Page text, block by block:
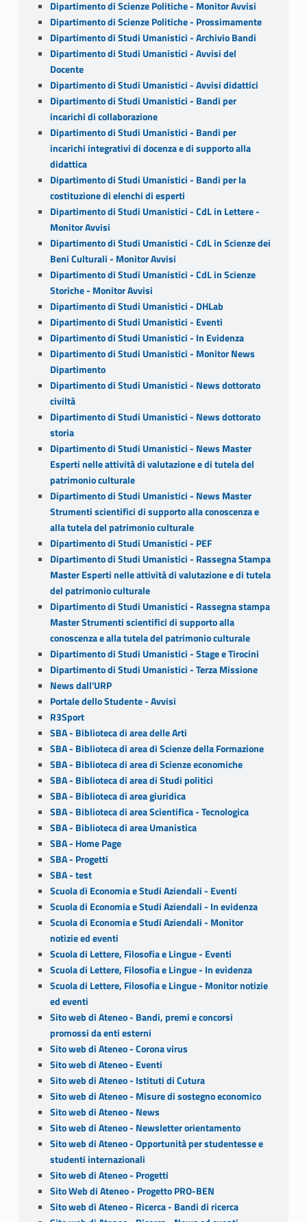
Dipartimento di Scienze Politiche - Monitor Avvisi
Dipartimento di Scienze Politiche - Prossimamente
Dipartimento di Studi Umanistici - Archivio Bandi
Dipartimento di Studi Umanistici - Avvisi del
Docente
Dipartimento di Studi Umanistici - Avvisi didattici
Dipartimento di Studi Umanistici - Bandi per
incarichi di collaborazione
Dipartimento di Studi Umanistici - Bandi per
incarichi integrativi di docenza e di supporto alla
didattica
Dipartimento di Studi Umanistici - Bandi per la
costituzione di elenchi di esperti
Dipartimento di Studi Umanistici - CdL in Lettere -
Monitor Avvisi
Dipartimento di Studi Umanistici - CdL in Scienze dei
Beni Culturali - Monitor Avvisi
Dipartimento di Studi Umanistici - CdL in Scienze
Storiche - Monitor Avvisi
Dipartimento di Studi Umanistici - DHLab
Dipartimento di Studi Umanistici - Eventi
Dipartimento di Studi Umanistici - In Evidenza
Dipartimento di Studi Umanistici - Monitor News
Dipartimento
Dipartimento di Studi Umanistici - News dottorato
civiltà
Dipartimento di Studi Umanistici - News dottorato
storia
Dipartimento di Studi Umanistici - News Master
Esperti nelle attività di valutazione e di tutela del
patrimonio culturale
Dipartimento di Studi Umanistici - News Master
Strumenti scientifici di supporto alla conoscenza e
alla tutela del patrimonio culturale
Dipartimento di Studi Umanistici - PEF
Dipartimento di Studi Umanistici - Rassegna Stampa
Master Esperti nelle attività di valutazione e di tutela
del patrimonio culturale
Dipartimento di Studi Umanistici - Rassegna stampa
Master Strumenti scientifici di supporto alla
conoscenza e alla tutela del patrimonio culturale
Dipartimento di Studi Umanistici - Stage e Tirocini
Dipartimento di Studi Umanistici - Terza Missione
News dall'URP
Portale dello Studente - Avvisi
R3Sport
SBA - Biblioteca di area delle Arti
SBA - Biblioteca di area di Scienze della Formazione
SBA - Biblioteca di area di Scienze economiche
SBA - Biblioteca di area di Studi politici
SBA - Biblioteca di area giuridica
SBA - Biblioteca di area Scientifica - Tecnologica
SBA - Biblioteca di area Umanistica
SBA - Home Page
SBA - Progetti
SBA - test
Scuola di Economia e Studi Aziendali - Eventi
Scuola di Economia e Studi Aziendali - In evidenza
Scuola di Economia e Studi Aziendali - Monitor
notizie ed eventi
Scuola di Lettere, Filosofia e Lingue - Eventi
Scuola di Lettere, Filosofia e Lingue - In evidenza
Scuola di Lettere, Filosofia e Lingue - Monitor notizie
ed eventi
Sito web di Ateneo - Bandi, premi e concorsi
promossi da enti esterni
Sito web di Ateneo - Corona virus
Sito web di Ateneo - Eventi
Sito web di Ateneo - Istituti di Cutura
Sito web di Ateneo - Misure di sostegno economico
Sito web di Ateneo - News
Sito web di Ateneo - Newsletter orientamento
Sito web di Ateneo - Opportunità per studentesse e
studenti internazionali
Sito web di Ateneo - Progetti
Sito Web di Ateneo - Progetto PRO-BEN
Sito web di Ateneo - Ricerca - Bandi di ricerca